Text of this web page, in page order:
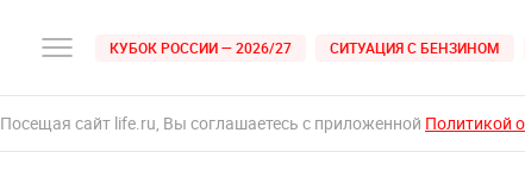
КУБОК РОССИИ — 2026/27 СИТУАЦИЯ С БЕНЗИНОМ
Посещая сайт life.ru, Вы соглашаетесь с приложенной Политикой